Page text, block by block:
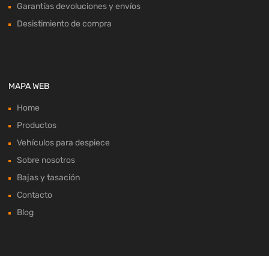
Garantías devoluciones y envíos
Desistimiento de compra
MAPA WEB
Home
Productos
Vehículos para despiece
Sobre nosotros
Bajas y tasación
Contacto
Blog